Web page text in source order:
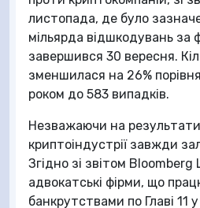
листопада, де було
мільярда відшкодувань за
завершився 30 вересня.
зменшилася на 26%
роком до 583 випадків.
Незважаючи на
криптоіндустрії завжди
Згідно зі звітом Bloomberg
адвокатські фірми, що
банкрутствами по Главі 11